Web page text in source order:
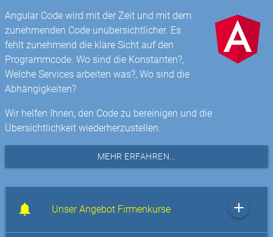
Angular Code wird mit der Zeit und mit dem
zunehmenden Code unübersichtlicher. Es
fehlt zunehmend die klare Sicht auf den
Programmcode. Wo sind die Konstanten?,
Welche Services arbeiten was?, Wo sind die
Abhängigkeiten?
Wir helfen Ihnen, den Code zu bereinigen und die
Übersichtlichkeit wiederherzustellen.
MEHR ERFAHREN...
Unser Angebot Firmenkurse add